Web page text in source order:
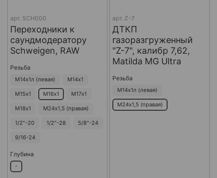
арт. SCH000
Переходники к
саундмодератору
Schweigen, RAW
Резьба
М14х1л (левая) М14х1
М15х1 М16х1 М17х1
М18х1 М24х1,5 (правая)
1/2"-20 1/2"-28 5/8"-24
9/16-24
Глубина
-
арт. Z-7
ДТКП
газоразгруженный
"Z-7", калибр 7,62,
Matilda MG Ultra
Резьба
М14х1л (левая)
М24х1,5 (правая)